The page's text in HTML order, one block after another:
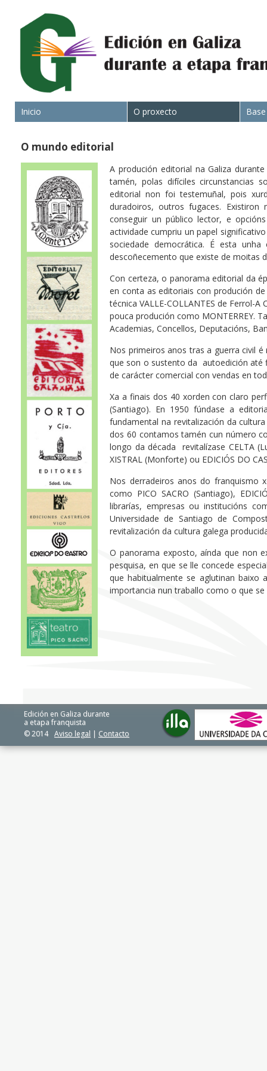
Inicio O proxecto
O mundo editorial
A produción editorial na Galiza
tamén, polas difíciles circunstancias
editorial non foi testemuñal, pois
duradoiros, outros fugaces.
conseguir un público lector, e
actividade cumpriu un papel
sociedade democrática. É esta
descoñecemento que existe de moitas
Con certeza, o panorama editorial da
en conta as editoriais con produción
técnica VALLE-COLLANTES de Ferrol-
pouca produción como MONTERREY.
Academias, Concellos, Deputacións,
Nos primeiros anos tras a guerra civil
que son o sustento da autoedición até
de carácter comercial con vendas en
Xa a finais dos 40 xorden con claro
(Santiago). En 1950 fúndase a
fundamental na revitalización da
dos 60 contamos tamén cun número
longo da década revitalízase CELTA
XISTRAL (Monforte) ou EDICIÓS DO
Nos derradeiros anos do franquismo
como PICO SACRO (Santiago),
librarías, empresas ou institucións
Universidade de Santiago de
revitalización da cultura galega
O panorama exposto, aínda que non
pesquisa, en que se lle concede
que habitualmente se aglutinan baixo
importancia nun traballo como o que
Edición en Galiza durante
a etapa franquista
© 2014 Aviso legal | Contacto